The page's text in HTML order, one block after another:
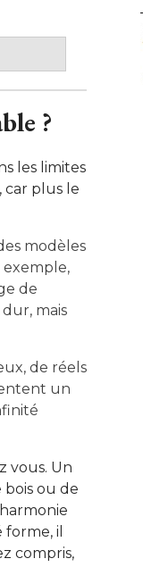
?
les limites
car plus le
modèles
exemple,
de
mais
de réels
un
vous. Un
ou de
forme, il
compris,